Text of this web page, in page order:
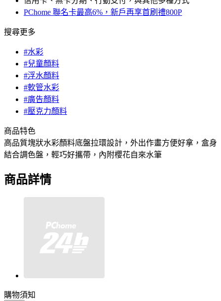
PChome 聯名卡最高6%，新戶再享首刷禮800P
搜尋更多
#水彩
#兒童顏料
#浮水顏料
#軟管水彩
#廣告顏料
#壓克力顏料
商品特色
高品質塊狀水彩顏料底盤拉環設計，外出作畫方便好拿，盒身
結合調色盤，輕巧好攜帶，內附櫻花自來水筆
商品詳情
購物須知